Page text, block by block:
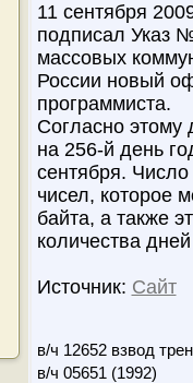
11 сентября
подписал Указ
массовых
России новый
программиста.
Согласно этому
на 256-й день
сентября.
чисел, которое
байта, а также
количества
Источник: Сайт
в/ч 12652 взвод
в/ч 05651 (1992)